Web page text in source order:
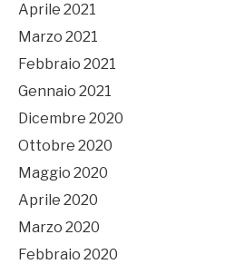
Aprile 2021
Marzo 2021
Febbraio 2021
Gennaio 2021
Dicembre 2020
Ottobre 2020
Maggio 2020
Aprile 2020
Marzo 2020
Febbraio 2020